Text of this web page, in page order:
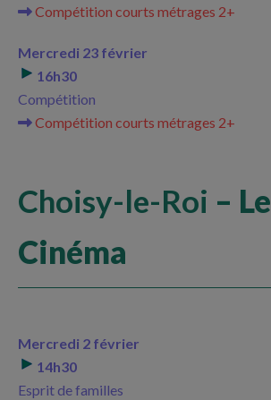
Compétition courts métrages 2+
Mercredi 23 février
16h30
Compétition
Compétition courts métrages 2+
Choisy-le-Roi – Le
Cinéma
Mercredi 2 février
14h30
Esprit de familles